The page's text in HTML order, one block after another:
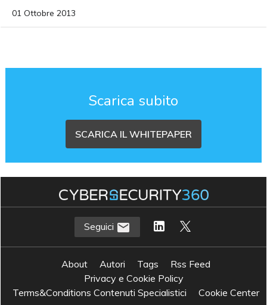
01 Ottobre 2013
Scarica subito
SCARICA IL WHITEPAPER
Seguici
About Autori Tags
Rss Feed
Privacy e Cookie Policy
Terms&Conditions Contenuti Specialistici
Cookie Center